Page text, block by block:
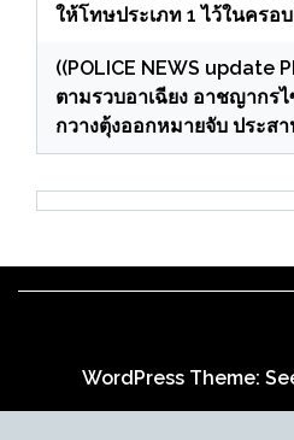
ให้โทษประเภท 1 ไว้ในครอบ
((POLICE NEWS update
ตามรวบอาเฉียง อาชญากร
กวางตุ้งออกหมายจับ ประส
WordPress Theme: